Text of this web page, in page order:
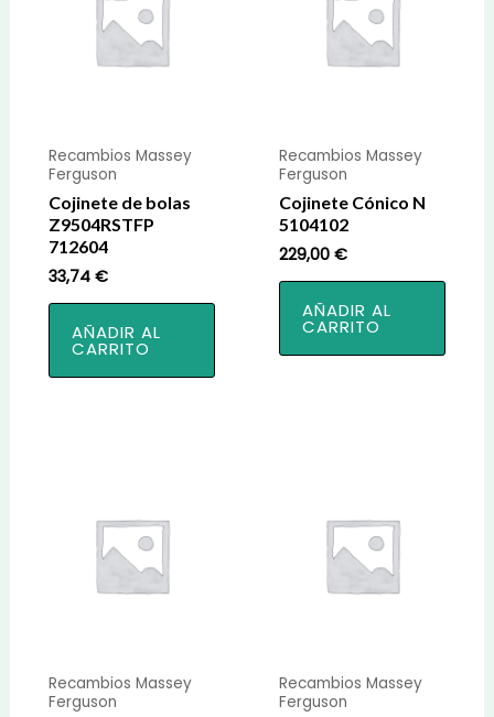
Recambios Massey
Ferguson
Cojinete de bolas
Z9504RSTFP
712604
33,74 €
AÑADIR AL
CARRITO
Recambios Massey
Ferguson
Cojinete Cónico N
5104102
229,00€
AÑADIR AL
CARRITO
Recambios Massey
Ferguson
Recambios Massey
Ferguson